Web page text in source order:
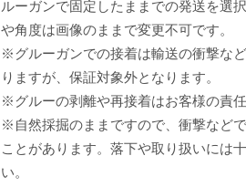
ルーガンで固定したままでの発送を選
や角度は画像のままで変更不可です。
※グルーガンでの接着は輸送の衝撃な
りますが、保証対象外となります。
※グルーの剥離や再接着はお客様の責任
※自然採掘のままですので、衝撃など
ことがあります。落下や取り扱いには
い。